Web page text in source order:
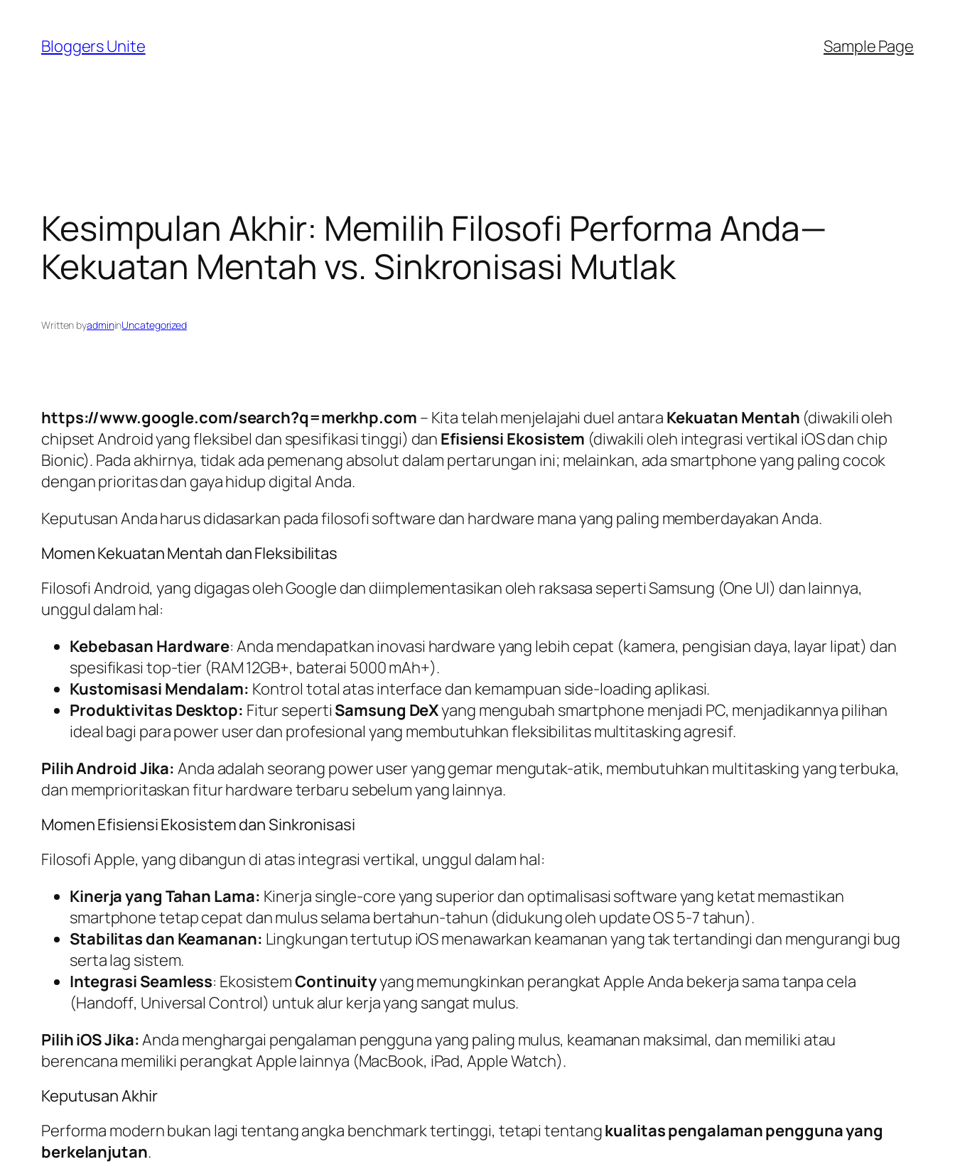
content
Bloggers Unite Sample Page
Kesimpulan Akhir: Memilih Filosofi Performa Anda—
Kekuatan Mentah vs. Sinkronisasi Mutlak
Written byadmininUncategorized
https://www.google.com/search?q=merkhp.com – Kita telah menjelajahi duel antara Kekuatan Mentah (diwakili oleh
chipsetAndroid yang fleksibel dan spesifikasi tinggi) dan Efisiensi Ekosistem (diwakili oleh integrasi vertikal iOS dan chip
Bionic). Pada akhirnya, tidak ada pemenang absolut dalam pertarungan ini; melainkan, ada smartphoneyang paling cocok
dengan prioritas dan gaya hidup digital Anda.
Keputusan Anda harus didasarkan pada filosofi software dan hardware mana yang paling memberdayakan Anda.
Momen Kekuatan Mentah dan Fleksibilitas
Filosofi Android, yang digagas oleh Google dan diimplementasikan oleh raksasa seperti Samsung (One UI) dan lainnya,
unggul dalam hal:
Kebebasan Hardware: Anda mendapatkan inovasi hardwareyang lebih cepat (kamera, pengisian daya, layar lipat) dan
spesifikasi top-tier (RAM 12GB+, baterai 5000 mAh+).
Kustomisasi Mendalam: Kontrol total atasinterface dan kemampuan side-loading aplikasi.
Produktivitas Desktop: Fitur seperti Samsung DeXyang mengubah smartphone menjadi PC, menjadikannya pilihan
ideal bagi parapower userdan profesional yang membutuhkan fleksibilitasmultitaskingagresif.
Pilih Android Jika: Anda adalah seorang power useryang gemar mengutak-atik, membutuhkan multitaskingyang terbuka,
dan memprioritaskan fiturhardwareterbaru sebelum yang lainnya.
Momen Efisiensi Ekosistem dan Sinkronisasi
Filosofi Apple, yang dibangun di atas integrasi vertikal, unggul dalam hal:
Kinerja yang Tahan Lama: Kinerja single-coreyang superior dan optimalisasi softwareyang ketat memastikan
smartphonetetap cepat dan mulus selama bertahun-tahun (didukung oleh updateOS 5-7 tahun).
Stabilitas dan Keamanan: Lingkungan tertutup iOS menawarkan keamanan yang tak tertandingi dan mengurangi bug
sertalag sistem.
Integrasi Seamless: EkosistemContinuityyang memungkinkan perangkat Apple Anda bekerja sama tanpa cela
(Handoff, Universal Control) untuk alur kerja yang sangat mulus.
Pilih iOS Jika:Anda menghargai pengalaman pengguna yang paling mulus, keamanan maksimal, dan memiliki atau
berencana memiliki perangkat Apple lainnya (MacBook, iPad, Apple Watch).
Keputusan Akhir
Performa modern bukan lagi tentang angka benchmarktertinggi, tetapi tentangkualitas pengalaman pengguna yang
berkelanjutan.